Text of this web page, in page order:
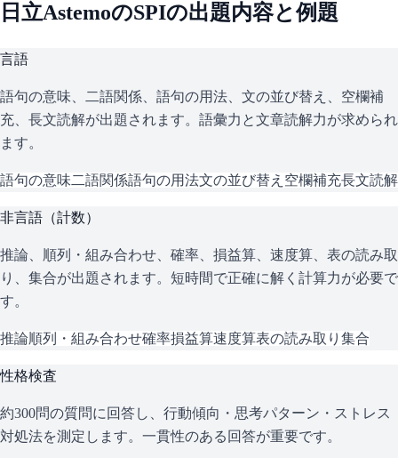
日立AstemoのSPIの出題内容と例題
言語
語句の意味、二語関係、語句の用法、文の並び替え、空欄補
充、長文読解が出題されます。語彙力と文章読解力が求められ
ます。
語句の意味二語関係語句の用法文の並び替え 空欄補充長文読解
非言語（計数）
推論、順列・組み合わせ、確率、損益算、速度算、表の読み取
り、集合が出題されます。短時間で正確に解く計算力が必要で
す。
推論順列・組み合わせ確率損益算速度算表の読み取り 集合
性格検査
約300問の質問に回答し、行動傾向・思考パターン・ストレス
対処法を測定します。一貫性のある回答が重要です。